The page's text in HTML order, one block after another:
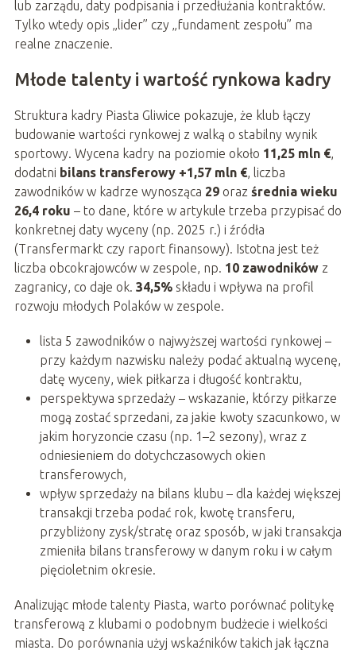
lub zarządu, daty podpisania i przedłużania kontraktów.
Tylko wtedy opis „lider” czy „fundament zespołu” ma
realne znaczenie.
Młode talenty i wartość rynkowa kadry
Struktura kadry Piasta Gliwice pokazuje, że klub łączy
budowanie wartości rynkowej z walką o stabilny wynik
sportowy. Wycena kadry na poziomie około 11,25 mln €,
dodatni bilans transferowy +1,57 mln €, liczba
zawodników w kadrze wynosząca 29oraz średnia wieku
26,4 roku – to dane, które w artykule trzeba przypisać do
konkretnej daty wyceny (np. 2025 r.) i źródła
(Transfermarkt czy raport finansowy). Istotna jest też
liczba obcokrajowców w zespole, np. 10 zawodnikówz
zagranicy, co daje ok. 34,5%składu i wpływa na profil
rozwoju młodych Polaków w zespole.
lista 5 zawodników o najwyższej wartości rynkowej –
przy każdym nazwisku należy podać aktualną wycenę,
datę wyceny, wiek piłkarza i długość kontraktu,
perspektywa sprzedaży – wskazanie, którzy piłkarze
mogą zostać sprzedani, za jakie kwoty szacunkowo, w
jakim horyzoncie czasu (np. 1–2 sezony), wraz z
odniesieniem do dotychczasowych okien
transferowych,
wpływ sprzedaży na bilans klubu – dla każdej większej
transakcji trzeba podać rok, kwotę transferu,
przybliżony zysk/stratę oraz sposób, w jaki transakcja
zmieniła bilans transferowy w danym roku i w całym
pięcioletnim okresie.
Analizując młode talenty Piasta, warto porównać politykę
transferową z klubami o podobnym budżecie i wielkości
miasta. Do porównania użyj wskaźników takich jak łączna